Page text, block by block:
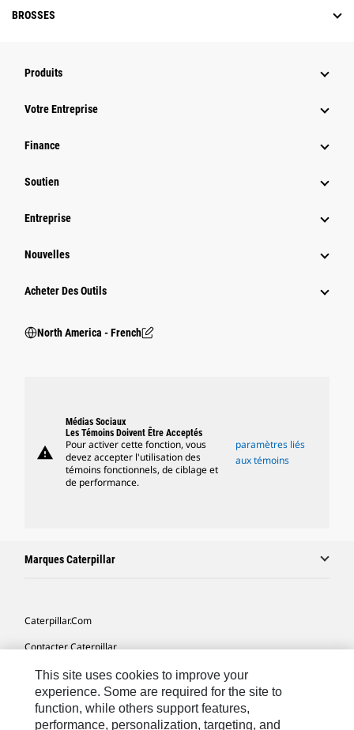
BROSSES
Produits
Votre Entreprise
Finance
Soutien
Entreprise
Nouvelles
Acheter Des Outils
North America - French
warning
Médias Sociaux
Les Témoins Doivent Être Acceptés
Pour activer cette fonction, vous
devez accepter l'utilisation des
témoins fonctionnels, de ciblage et
de performance.
paramètres liés
aux témoins
Marques Caterpillar
Caterpillar.com
Contacter Caterpillar
Mes Préférences Marketing
Plan Du Site
Cookie Settings
This site uses cookies to improve your
experience. Some are required for the site to
function, while others support features,
performance, personalization, targeting, and